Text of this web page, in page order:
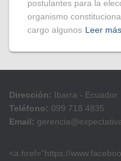
postulantes para la
organismo
cargo algunos Leer más
Dirección: Ibarra - Ecuador
Teléfono: 099 718 4835
Email:
<a href=”https://